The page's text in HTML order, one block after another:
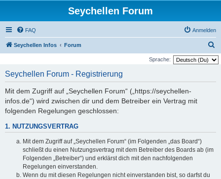
Seychellen Forum
FAQ Anmelden
Seychellen Infos Forum
u
Sprache:
Seychellen Forum - Registrierung
Mit dem Zugriff auf „Seychellen Forum“ („https://seychellen-
infos.de“) wird zwischen dir und dem Betreiber ein Vertrag mit
folgenden Regelungen geschlossen:
1. NUTZUNGSVERTRAG
Mit dem Zugriff auf „Seychellen Forum“ (im Folgenden „das Board“)
schließt du einen Nutzungsvertrag mit dem Betreiber des Boards ab (im
Folgenden „Betreiber“) und erklärst dich mit den nachfolgenden
Regelungen einverstanden.
Wenn du mit diesen Regelungen nicht einverstanden bist, so darfst du